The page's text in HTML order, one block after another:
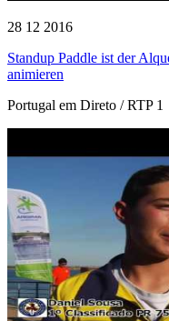
28 12 2016
Standup Paddle ist der
animieren
Portugal em Direto / RTP 1